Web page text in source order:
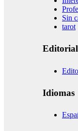
Sin
tarot
Editorial
Idiomas